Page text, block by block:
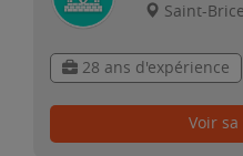
Saint-
28 ans d'expérience
Voir sa